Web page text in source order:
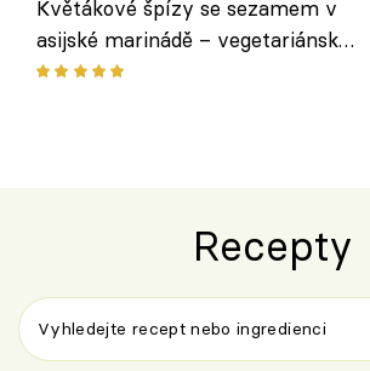
Květákové špízy se sezamem v
asijské marinádě – vegetariánská
chuťovka z grilu
Recepty